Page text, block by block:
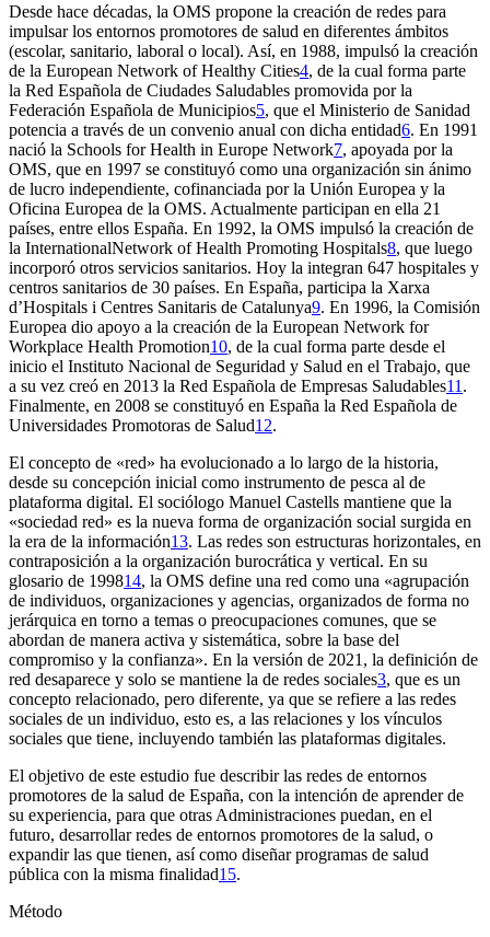
Desde hace décadas, la OMS propone la creación de redes para
impulsar los entornos promotores de salud en diferentes ámbitos
(escolar, sanitario, laboral o local). Así, en 1988, impulsó la creación
de la European Network of Healthy Cities4, de la cual forma parte
la Red Española de Ciudades Saludables promovida por la
Federación Española de Municipios5, que el Ministerio de Sanidad
potencia a través de un convenio anual con dicha entidad6. En 1991
nació la Schools for Health in Europe Network7, apoyada por la
OMS, que en 1997 se constituyó como una organización sin ánimo
de lucro independiente, cofinanciada por la Unión Europea y la
Oficina Europea de la OMS. Actualmente participan en ella 21
países, entre ellos España. En 1992, la OMS impulsó la creación de
la InternationalNetwork of Health Promoting Hospitals8, que luego
incorporó otros servicios sanitarios. Hoy la integran 647 hospitales y
centros sanitarios de 30 países. En España, participa la Xarxa
d’Hospitals i Centres Sanitaris de Catalunya9. En 1996, la Comisión
Europea dio apoyo a la creación de la European Network for
Workplace Health Promotion10, de la cual forma parte desde el
inicio el Instituto Nacional de Seguridad y Salud en el Trabajo, que
a su vez creó en 2013 la Red Española de Empresas Saludables11 .
Finalmente, en 2008 se constituyó en España la Red Española de
Universidades Promotoras de Salud12.
El concepto de «red» ha evolucionado a lo largo de la historia,
desde su concepción inicial como instrumento de pesca al de
plataforma digital. El sociólogo Manuel Castells mantiene que la
«sociedad red» es la nueva forma de organización social surgida en
la era de la información13. Las redes son estructuras horizontales, en
contraposición a la organización burocrática y vertical. En su
glosario de 199814, la OMS define una red como una «agrupación
de individuos, organizaciones y agencias, organizados de forma no
jerárquica en torno a temas o preocupaciones comunes, que se
abordan de manera activa y sistemática, sobre la base del
compromiso y la confianza». En la versión de 2021, la definición de
red desaparece y solo se mantiene la de redes sociales3, que es un
concepto relacionado, pero diferente, ya que se refiere a las redes
sociales de un individuo, esto es, a las relaciones y los vínculos
sociales que tiene, incluyendo también las plataformas digitales.
El objetivo de este estudio fue describir las redes de entornos
promotores de la salud de España, con la intención de aprender de
su experiencia, para que otras Administraciones puedan, en el
futuro, desarrollar redes de entornos promotores de la salud, o
expandir las que tienen, así como diseñar programas de salud
pública con la misma finalidad15.
Método